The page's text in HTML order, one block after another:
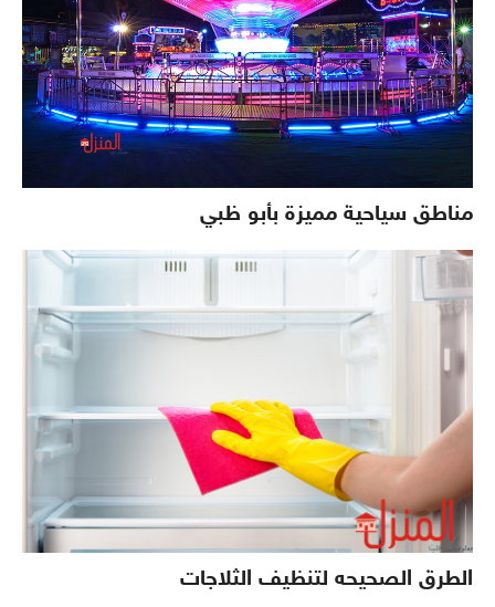
مناطق سياحية مميزة بأبو ظبي
الطرق الصحيحه لتنظيف الثلاجات